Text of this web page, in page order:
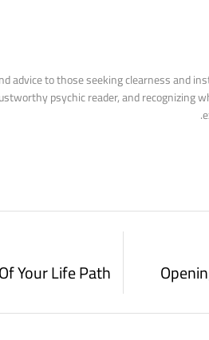
advice to those seeking clearness and
psychic reader, and recognizing